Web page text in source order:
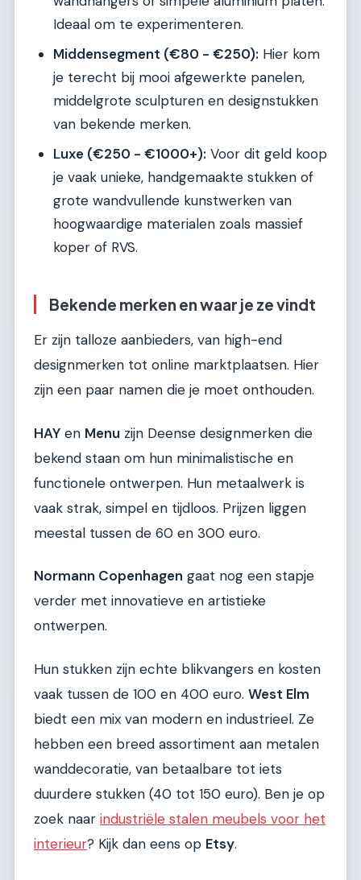
Ideaal om te experimenteren.
Middensegment (€80 - €250): Hier kom
je terecht bij mooi afgewerkte panelen,
middelgrote sculpturen en designstukken
van bekende merken.
Luxe (€250 - €1000+): Voor dit geld koop
je vaak unieke, handgemaakte stukken of
grote wandvullende kunstwerken van
hoogwaardige materialen zoals massief
koper of RVS.
Bekende merken en waar je ze vindt
Er zijn talloze aanbieders, van high-end
designmerken tot online marktplaatsen. Hier
zijn een paar namen die je moet onthouden.
HAY en Menu zijn Deense designmerken die
bekend staan om hun minimalistische en
functionele ontwerpen. Hun metaalwerk is
vaak strak, simpel en tijdloos. Prijzen liggen
meestal tussen de 60 en 300 euro.
Normann Copenhagen gaat nog een stapje
verder met innovatieve en artistieke
ontwerpen.
Hun stukken zijn echte blikvangers en kosten
vaak tussen de 100 en 400 euro. West Elm
biedt een mix van modern en industrieel. Ze
hebben een breed assortiment aan metalen
wanddecoratie, van betaalbare tot iets
duurdere stukken (40 tot 150 euro). Ben je op
zoek naar industriële stalen meubels voor het
interieur? Kijk dan eens op Etsy.